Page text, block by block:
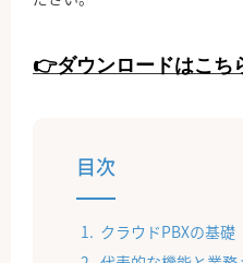
👉ダウンロードはこち
目次
クラウドPBXの基礎